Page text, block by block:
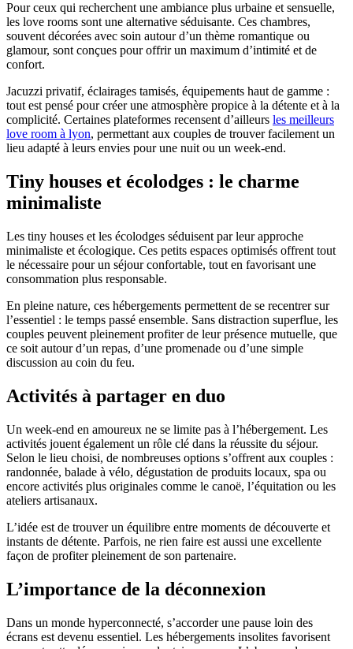
Pour ceux qui recherchent une ambiance plus urbaine et sensuelle,
les love rooms sont une alternative séduisante. Ces chambres,
souvent décorées avec soin autour d’un thème romantique ou
glamour, sont conçues pour offrir un maximum d’intimité et de
confort.
Jacuzzi privatif, éclairages tamisés, équipements haut de gamme :
tout est pensé pour créer une atmosphère propice à la détente et à la
complicité. Certaines plateformes recensent d’ailleurs les meilleurs
love room à lyon, permettant aux couples de trouver facilement un
lieu adapté à leurs envies pour une nuit ou un week-end.
Tiny houses et écolodges : le charme
minimaliste
Les tiny houses et les écolodges séduisent par leur approche
minimaliste et écologique. Ces petits espaces optimisés offrent tout
le nécessaire pour un séjour confortable, tout en favorisant une
consommation plus responsable.
En pleine nature, ces hébergements permettent de se recentrer sur
l’essentiel : le temps passé ensemble. Sans distraction superflue, les
couples peuvent pleinement profiter de leur présence mutuelle, que
ce soit autour d’un repas, d’une promenade ou d’une simple
discussion au coin du feu.
Activités à partager en duo
Un week-end en amoureux ne se limite pas à l’hébergement. Les
activités jouent également un rôle clé dans la réussite du séjour.
Selon le lieu choisi, de nombreuses options s’offrent aux couples :
randonnée, balade à vélo, dégustation de produits locaux, spa ou
encore activités plus originales comme le canoë, l’équitation ou les
ateliers artisanaux.
L’idée est de trouver un équilibre entre moments de découverte et
instants de détente. Parfois, ne rien faire est aussi une excellente
façon de profiter pleinement de son partenaire.
L’importance de la déconnexion
Dans un monde hyperconnecté, s’accorder une pause loin des
écrans est devenu essentiel. Les hébergements insolites favorisent